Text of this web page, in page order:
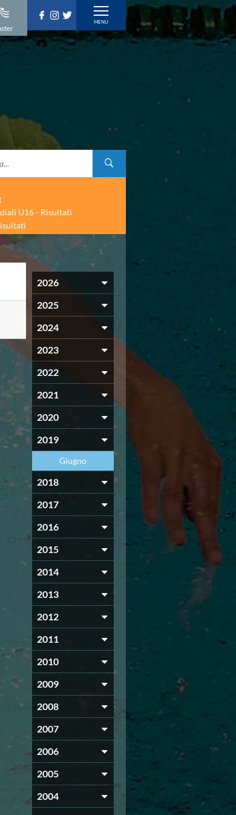
U16 - Risultati
2026
2025
2024
2023
2022
2021
2020
2019
Giugno
2018
2017
2016
2015
2014
2013
2012
2011
2010
2009
2008
2007
2006
2005
2004